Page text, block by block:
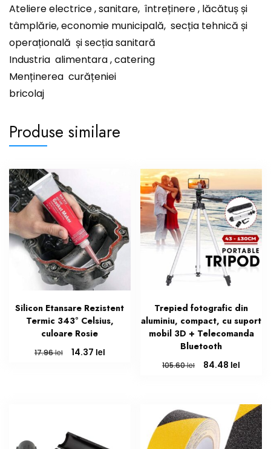
Ateliere electrice , sanitare, întreținere , lăcătuș și
tâmplărie, economie municipală, secția tehnică și
operațională și secția sanitară
Industria alimentara , catering
Menținerea curățeniei
bricolaj
Produse similare
Silicon Etansare Rezistent
Termic 343° Celsius,
culoare Rosie
17.96lei
Prețul
14.37 leiPrețul
Trepied fotografic din
aluminiu, compact, cu suport
mobil 3D + Telecomanda
Bluetooth
105.60lei
Prețul
105.60 lei.
84.48 lei